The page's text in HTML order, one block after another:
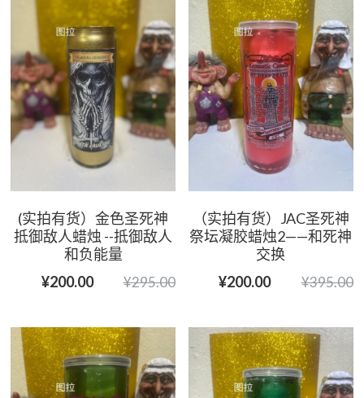
(实拍有货）金色圣死神
抵御敌人蜡烛 --抵御敌人
和负能量
¥200.00
¥295.00
（实拍有货）JAC圣死神
祭坛凝胶蜡烛2——和死神
交换
¥200.00
¥395.00